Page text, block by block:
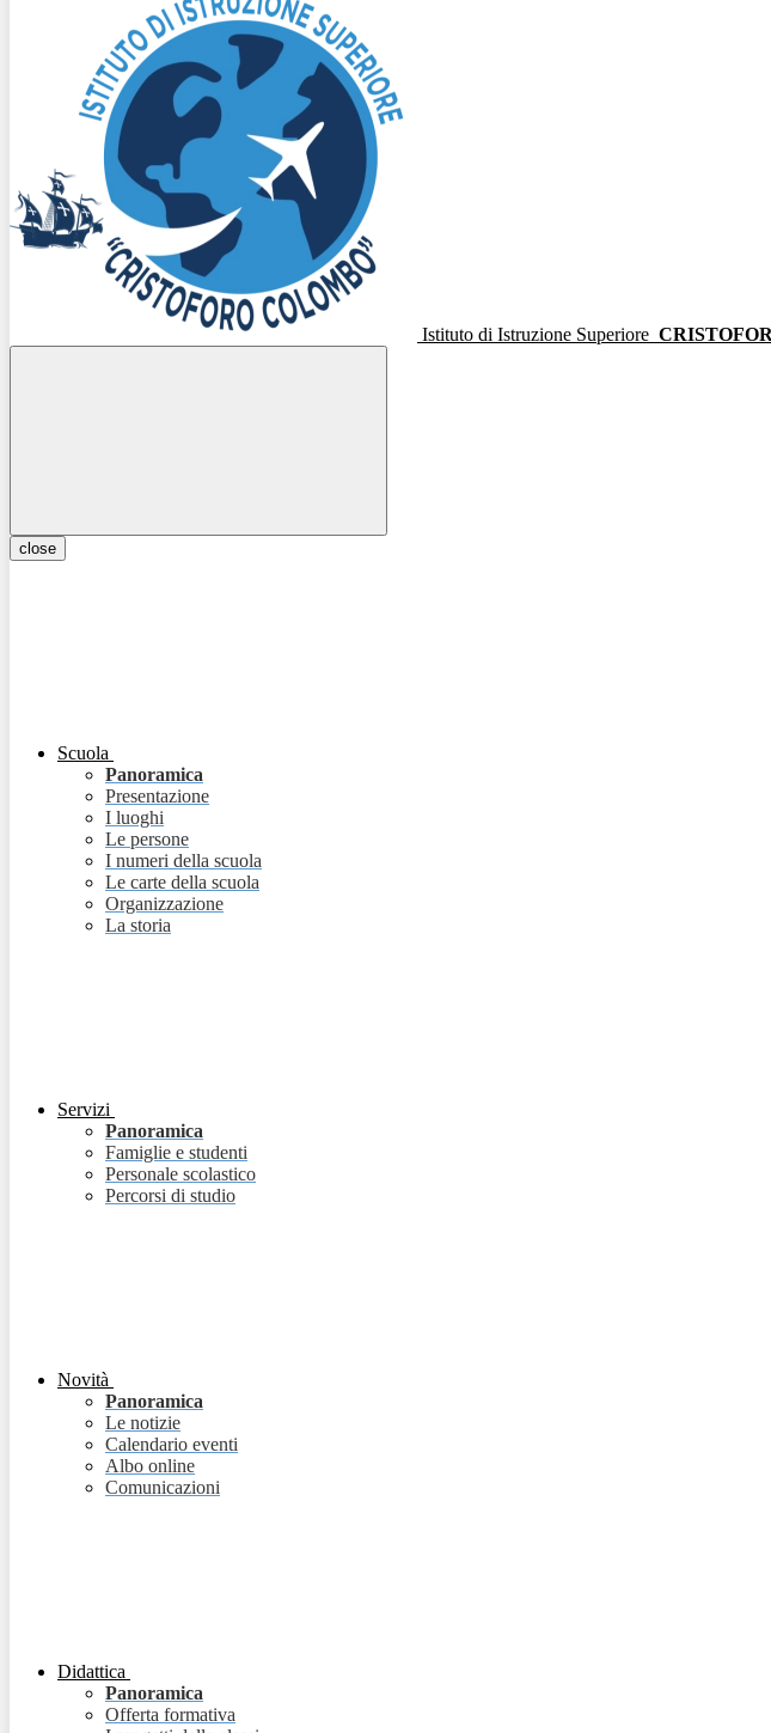
Istituto di Istruzione Superiore
close
Scuola
Panoramica
Presentazione
I luoghi
Le persone
I numeri della scuola
Le carte della scuola
Organizzazione
La storia
Servizi
Panoramica
Famiglie e studenti
Personale scolastico
Percorsi di studio
Novità
Panoramica
Le notizie
Calendario eventi
Albo online
Comunicazioni
Didattica
Panoramica
Offerta formativa